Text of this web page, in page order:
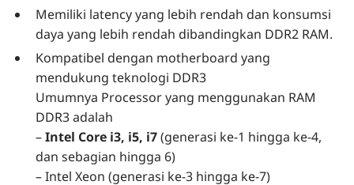
Memiliki latency yang lebih rendah dan konsumsi
daya yang lebih rendah dibandingkan DDR2 RAM.
Kompatibel dengan motherboard yang
mendukung teknologi DDR3
Umumnya Processor yang menggunakan RAM
DDR3 adalah
–Intel Core i3, i5, i7(generasi ke-1 hingga ke-4,
dan sebagian hingga 6)
– Intel Xeon (generasi ke-3 hingga ke-7)